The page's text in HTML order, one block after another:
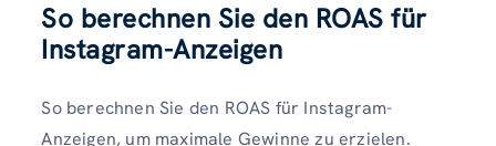
So berechnen Sie den ROAS für
Instagram-Anzeigen
So berechnen Sie den ROAS für Instagram-
Anzeigen, um maximale Gewinne zu erzielen.